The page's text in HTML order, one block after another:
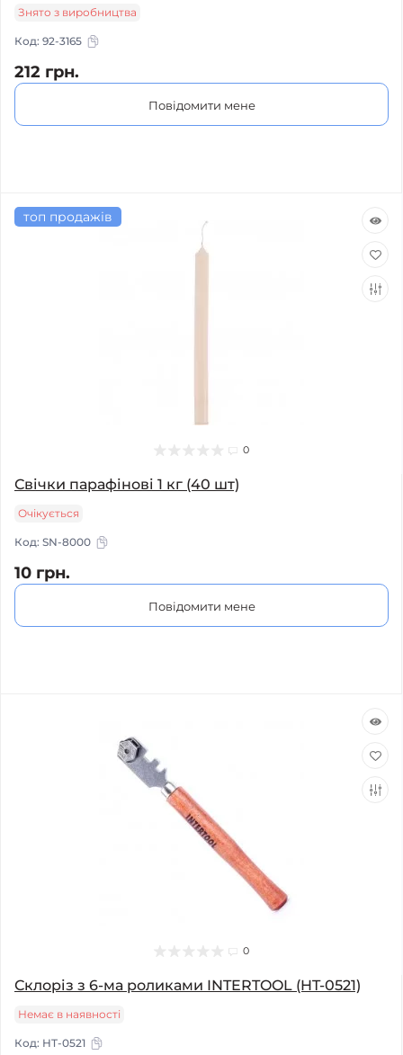
Знято з виробництва
Код: 92-3165
212 грн.
Повідомити мене
топ продажів
0
Свічки парафінові 1 кг (40 шт)
Очікується
Код: SN-8000
10 грн.
Повідомити мене
0
Склоріз з 6-ма роликами INTERTOOL (HT-0521)
Немає в наявності
Код: HT-0521